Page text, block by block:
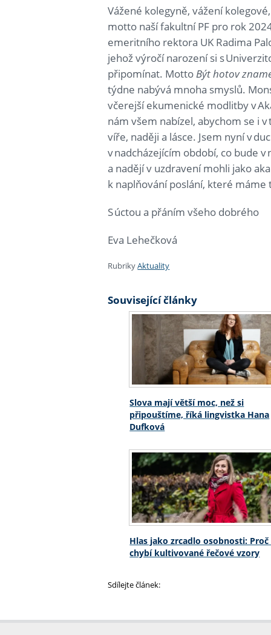
Vážené kolegyně, vážení
motto naší fakultní PF pro rok
emeritního rektora UK Radima
jehož výročí narození si s
připomínat. MottoBýt hotov
týdne nabývá mnoha smyslů.
včerejší ekumenické modlitby v
nám všem nabízel, abychom se i
víře, naději a lásce. Jsem nyní v
v nadcházejícím období, co bude
a nadějí v uzdravení mohli jako
k naplňování poslání, které
S úctou a přáním všeho dobrého
Eva Lehečková
RubrikyAktuality
Související články
Slova mají větší moc, než si
připouštíme, říká lingvistka Hana
Dufková
Hlas jako zrcadlo osobnosti:
chybí kultivované řečové vzory
Sdílejte článek: